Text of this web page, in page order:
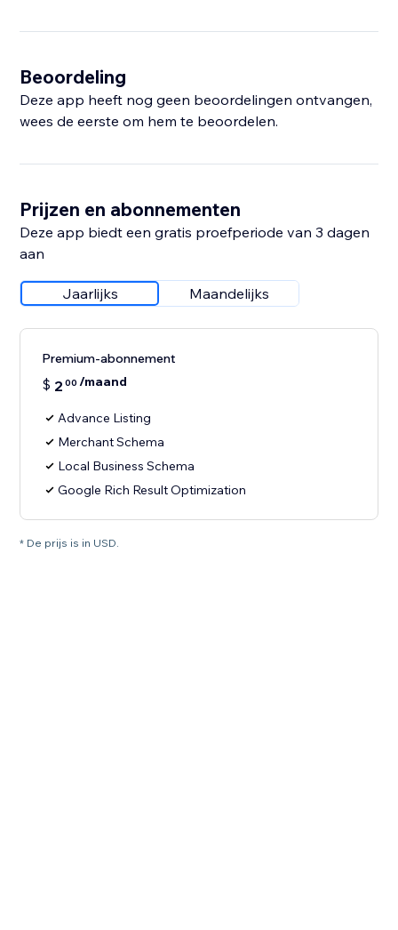
Beoordeling
Deze app heeft nog geen beoordelingen ontvangen,
wees de eerste om hem te beoordelen.
Prijzen en abonnementen
Deze app biedt een gratis proefperiode van 3 dagen
aan
Jaarlijks Maandelijks
Premium-abonnement
$ 2 00 /maand
Advance Listing
Merchant Schema
Local Business Schema
Google Rich Result Optimization
* De prijs is in USD.